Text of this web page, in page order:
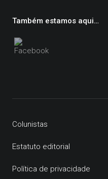
Também estamos aqui…
Colunistas
Estatuto editorial
Política de privacidade